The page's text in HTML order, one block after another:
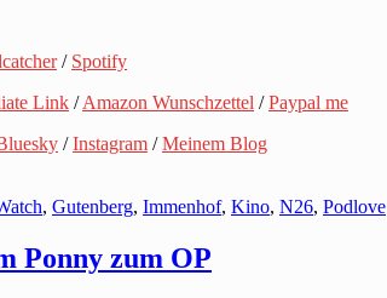
/ Spotify
Link /Amazon Wunschzettel /Paypal me
/Instagram /Meinem Blog
, Gutenberg, Immenhof, Kino, N26, Podlove
Ponny zum OP